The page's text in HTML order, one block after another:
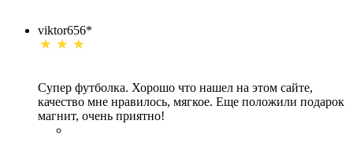
viktor656*
Супер футболка. Хорошо что нашел на этом сайте,
качество мне нравилось, мягкое. Еще положили подарок
магнит, очень приятно!